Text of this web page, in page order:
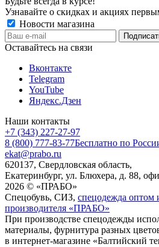
Узнавайте о скидках и акциях
Новости магазина
Оставайтесь на связи
Вконтакте
Telegram
YouTube
Яндекс.Дзен
Наши контакты
+7 (343) 227-27-97
8 (800) 777-83-77Бесплатно по
ekat@prabo.ru
620137, Свердловская область,
Екатеринбург, ул. Блюхера, д. 88,
2026 © «ПРАБО»
Спецобувь, СИЗ, спецодежда оптом
производителя «ПРАБО»
При производстве спецодежды
материалы, фурнитура разных
в интернет-магазине «Балтийский